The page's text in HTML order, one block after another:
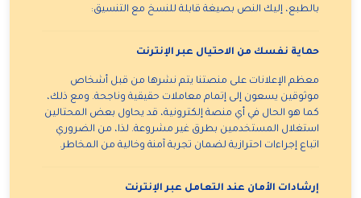
ChatGPT said:
بالطبع، إليك النص بصيغة قابلة للنسخ مع التنسيق:
حماية نفسك من الاحتيال عبر الإنترنت
معظم الإعلانات على منصتنا يتم نشرها من قبل أشخاص
موثوقين يسعون إلى إتمام معاملات حقيقية وناجحة. ومع ذلك،
كما هو الحال في أي منصة إلكترونية، قد يحاول بعض المحتالين
استغلال المستخدمين بطرق غير مشروعة. لذا، من الضروري
اتباع إجراءات احترازية لضمان تجربة آمنة وخالية من المخاطر.
إرشادات الأمان عند التعامل عبر الإنترنت